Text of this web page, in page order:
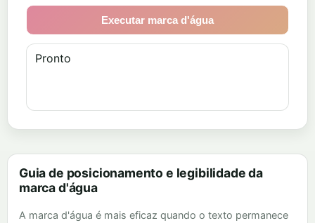
Executar marca d'água
Pronto
Guia de posicionamento e legibilidade da
marca d'água
A marca d'água é mais eficaz quando o texto permanece